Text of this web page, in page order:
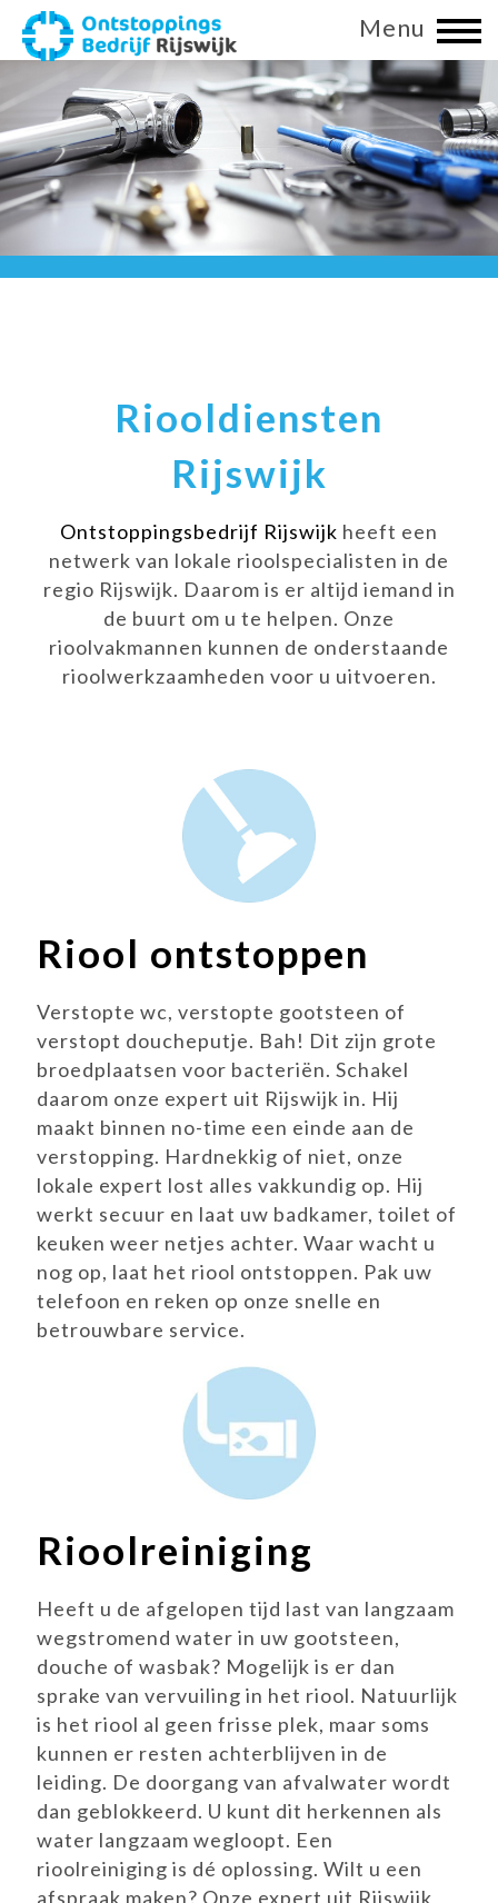
Menu
Riooldiensten
Rijswijk
Ontstoppingsbedrijf Rijswijk heeft een
netwerk van lokale rioolspecialisten in de
regio Rijswijk. Daarom is er altijd iemand in
de buurt om u te helpen. Onze
rioolvakmannen kunnen de onderstaande
rioolwerkzaamheden voor u uitvoeren.
Riool ontstoppen
Verstopte wc, verstopte gootsteen of
verstopt doucheputje. Bah! Dit zijn grote
broedplaatsen voor bacteriën. Schakel
daarom onze expert uit Rijswijk in. Hij
maakt binnen no-time een einde aan de
verstopping. Hardnekkig of niet, onze
lokale expert lost alles vakkundig op. Hij
werkt secuur en laat uw badkamer, toilet of
keuken weer netjes achter. Waar wacht u
nog op, laat het riool ontstoppen. Pak uw
telefoon en reken op onze snelle en
betrouwbare service.
Rioolreiniging
Heeft u de afgelopen tijd last van langzaam
wegstromend water in uw gootsteen,
douche of wasbak? Mogelijk is er dan
sprake van vervuiling in het riool. Natuurlijk
is het riool al geen frisse plek, maar soms
kunnen er resten achterblijven in de
leiding. De doorgang van afvalwater wordt
dan geblokkeerd. U kunt dit herkennen als
water langzaam wegloopt. Een
rioolreiniging is dé oplossing. Wilt u een
afspraak maken? Onze expert uit Rijswijk